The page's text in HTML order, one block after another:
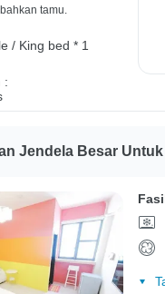
tamu.
/ King bed * 1
:
Jendela Besar